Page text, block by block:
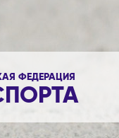
ФЕДЕРАЦИЯ